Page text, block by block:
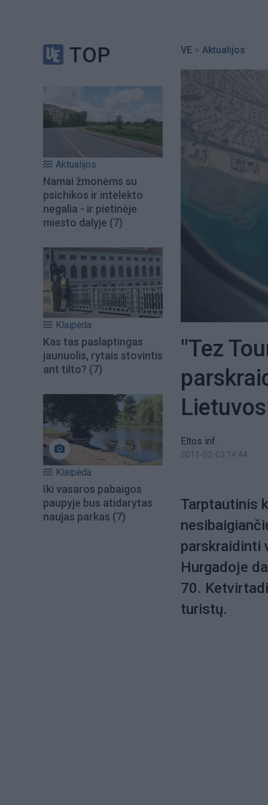
TOP
Aktualijos
Namai žmonėms su
psichikos ir intelekto
negalia - ir pietinėje
miesto dalyje (7)
Klaipėda
Kas tas paslaptingas
jaunuolis, rytais stovintis
ant tilto? (7)
Klaipėda
Iki vasaros pabaigos
paupyje bus atidarytas
naujas parkas (7)
VE > Aktualijos
"Tez
Eltos inf.
2011-02-03 14:44
Tarptautinis
parskraidinti
Hurgadoje
70.
turistų.